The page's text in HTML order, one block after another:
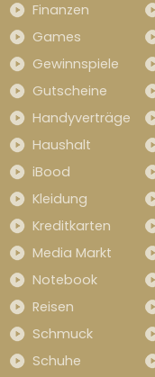
Finanzen
Games
Gewinnspiele
Gutscheine
Handyverträge
Haushalt
iBood
Kleidung
Kreditkarten
Media Markt
Notebook
Reisen
Schmuck
Schuhe